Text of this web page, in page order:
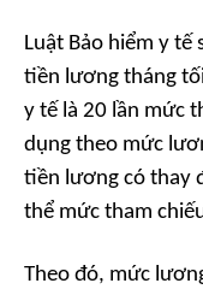
Luật Bảo hiểm y
tiền lương tháng
y tế là 20 lần mức
dụng theo mức
tiền lương có thay
thể mức tham
Theo đó, mức